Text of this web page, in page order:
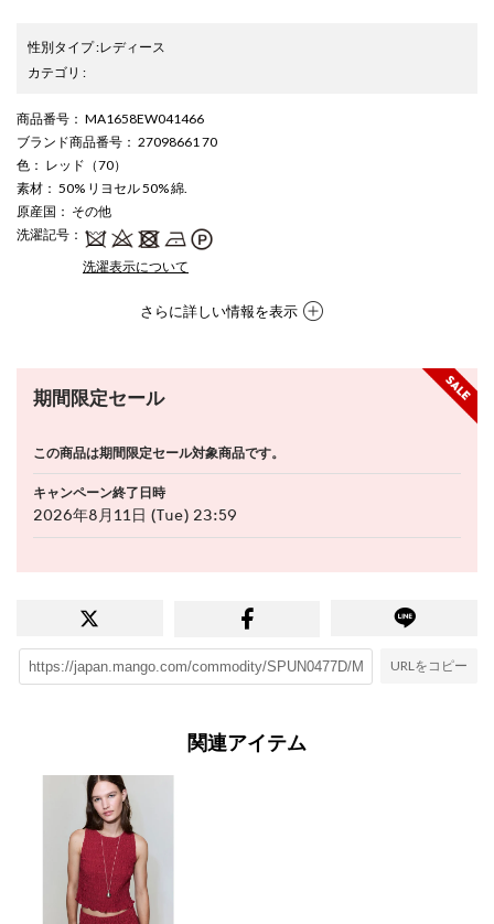
性別タイプ:レディース
カテゴリ :
商品番号 ： MA1658EW041466
ブランド商品番号 ： 27098661 70
色 ： レッド（70）
素材 ： 50% リヨセル 50% 綿.
原産国 ： その他
洗濯記号 ：
洗濯表示について
さらに詳しい情報を表示
期間限定セール
この商品は期間限定セール対象商品です。
キャンペーン終了日時
2026年8月11日 (Tue) 23:59
URLをコピー
関連アイテム